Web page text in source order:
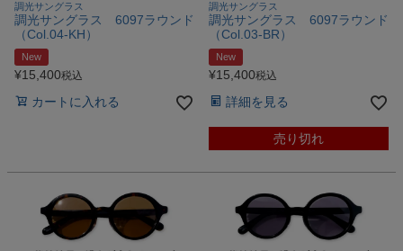
調光サングラス
調光サングラス 6097ラウンド
（Col.04‐KH）
New
¥15,400税込
カートに入れる
調光サングラス
調光サングラス 6097ラウンド
（Col.03‐BR）
New
¥15,400税込
詳細を見る
売り切れ